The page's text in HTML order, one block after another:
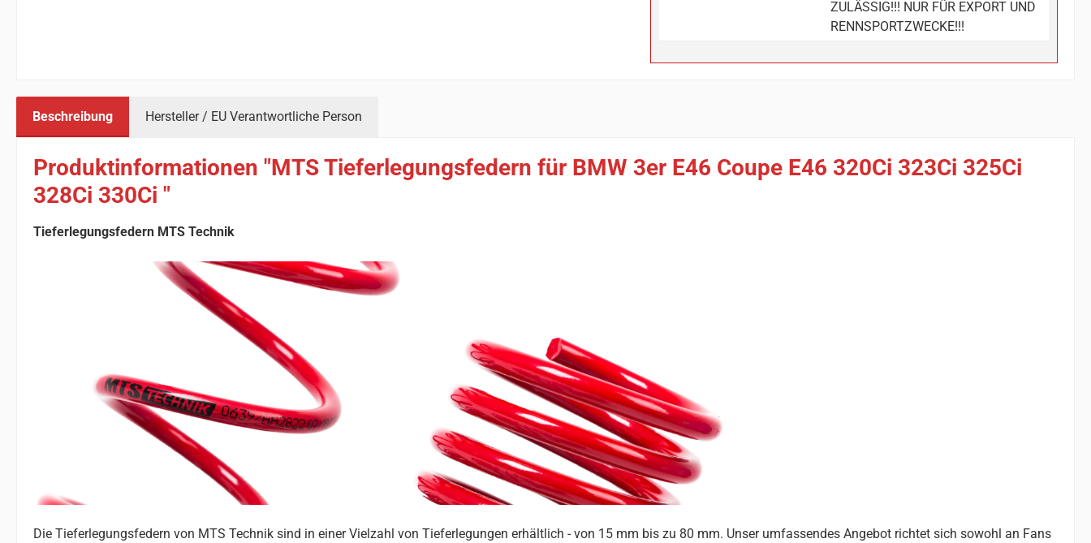
ZULÄSSIG!!! NUR FÜR EXPORT UND
RENNSPORTZWECKE!!!
Beschreibung Hersteller / EU Verantwortliche Person
Produktinformationen "MTS Tieferlegungsfedern für BMW 3er E46 Coupe E46 320Ci 323Ci 325Ci
328Ci 330Ci "
Tieferlegungsfedern MTS Technik
Die Tieferlegungsfedern von MTS Technik sind in einer Vielzahl von Tieferlegungen erhältlich - von 15 mm bis zu 80 mm. Unser umfassendes Angebot richtet sich sowohl an Fans